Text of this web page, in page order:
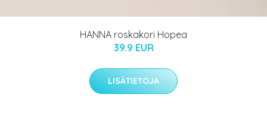
HANNA roskakori Hopea
39.9 EUR
LISÄTIETOJA